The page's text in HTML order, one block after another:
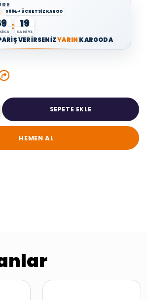
500₺+ ÜCRETSİZ KARGO
: 19
SANİYE
VERİRSENİZYARIN KARGODA
SEPETE EKLE
HEMEN AL